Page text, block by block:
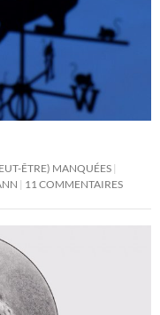
ÊTRE) MANQUÉES
11 COMMENTAIRES